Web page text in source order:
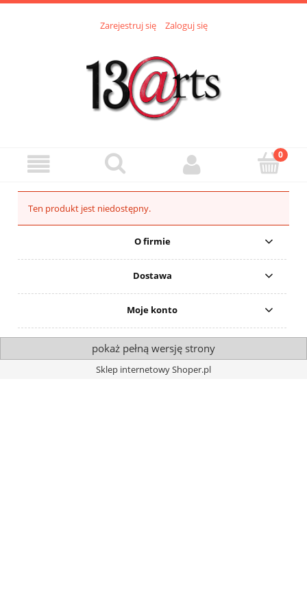
Zarejestruj się Zaloguj się
Ten produkt jest niedostępny.
O firmie
Dostawa
Moje konto
pokaż pełną wersję strony
Sklep internetowy Shoper.pl